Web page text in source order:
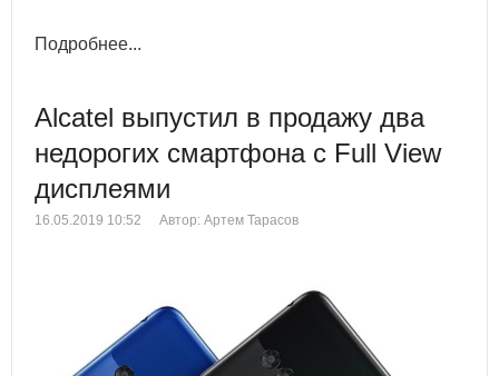
Подробнее...
Alcatel выпустил в продажу два
недорогих смартфона с Full View
дисплеями
16.05.2019 10:52 Автор: Артем Тарасов